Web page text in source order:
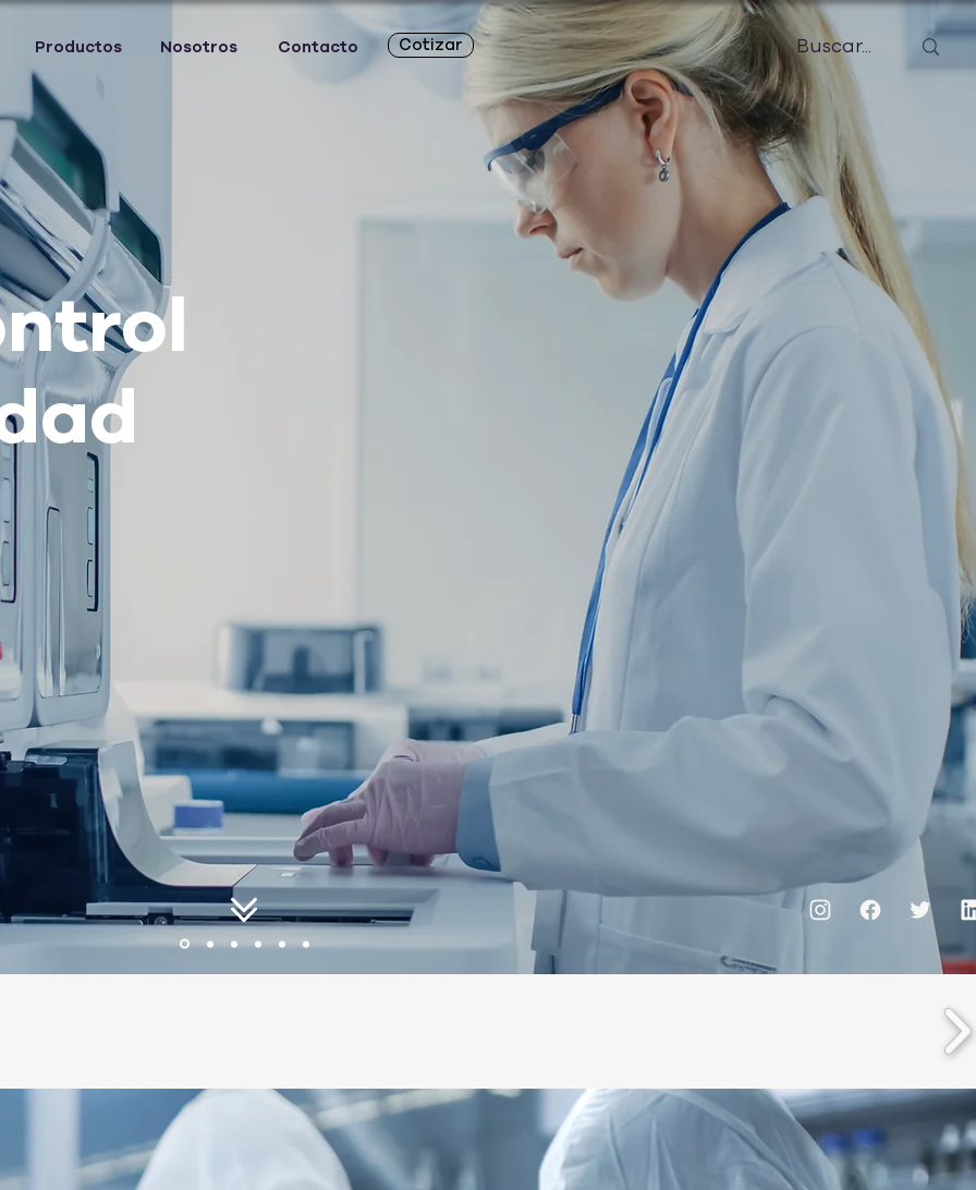
Productos Nosotros Contacto Cotizar